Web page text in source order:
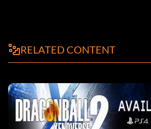
RELATED CONTENT